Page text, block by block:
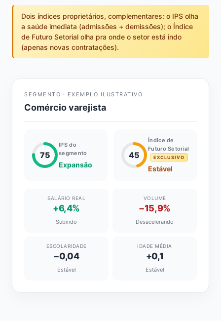
Dois índices proprietários, complementares: o IPS olha
a saúde imediata (admissões + demissões); o Índice
de Futuro Setorial olha pra onde o setor está indo
(apenas novas contratações).
SEGMENTO · EXEMPLO ILUSTRATIVO
Comércio varejista
75
IPS do
segmento
Expansão
45
Índice de
Futuro Setorial
EXCLUSIVO
Estável
SALÁRIO REAL
+6,4%
Subindo
VOLUME
−15,9%
Desacelerando
ESCOLARIDADE
−0,04
Estável
IDADE MÉDIA
+0,1
Estável